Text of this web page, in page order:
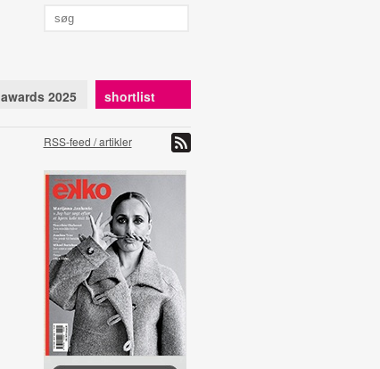
awards 2025 shortlist
RSS-feed / artikler